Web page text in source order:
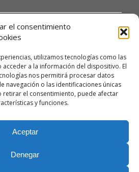
el consentimiento
utilizamos tecnologías como las
a la información del dispositivo. El
nos permitirá procesar datos
navegación o las identificaciones únicas
retirar el consentimiento, puede afectar
y funciones.
Aceptar
Denegar
que ponerse en contacto con
email:
y te daremos
algún tipo de queja, deberá
posible.